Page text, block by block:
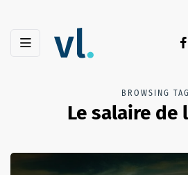
BROWSING TAG
Le salaire de